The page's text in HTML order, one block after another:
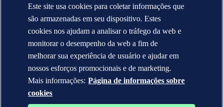
Política de privacidade
Termo de uso
Copyright © DNV AS 2025
Informação sobre cookies
Este site usa cookies para coletar informações que
são armazenadas em seu dispositivo. Estes
cookies nos ajudam a analisar o tráfego da web e
monitorar o desempenho da web a fim de
melhorar sua experiência de usuário e ajudar em
nossos esforços promocionais e de marketing.
Mais informações: Página de informações sobre
cookies